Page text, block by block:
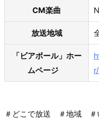
CM楽曲
放送地域
「ビアボール」ホー
ムページ
＃どこで放送 ＃地域 ＃